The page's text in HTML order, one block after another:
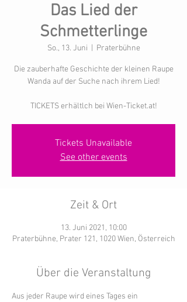
Das Lied der
Schmetterlinge
So., 13. Juni Praterbühne
Die zauberhafte Geschichte der kleinen Raupe
Wanda auf der Suche nach ihrem Lied!
TICKETS erhältlch bei Wien-Ticket.at!
Tickets Unavailable
See other events
Zeit & Ort
13. Juni 2021, 10:00
Praterbühne, Prater 121, 1020 Wien, Österreich
Über die Veranstaltung
Aus jeder Raupe wird eines Tages ein